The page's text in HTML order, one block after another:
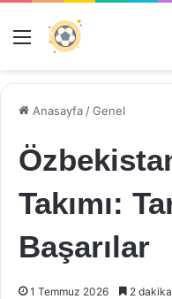
Menü
Anasayfa /Genel
Takımı:
Başarılar
1 Temmuz 2026 2